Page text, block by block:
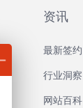
资讯
最新签约
行业洞察
网站百科